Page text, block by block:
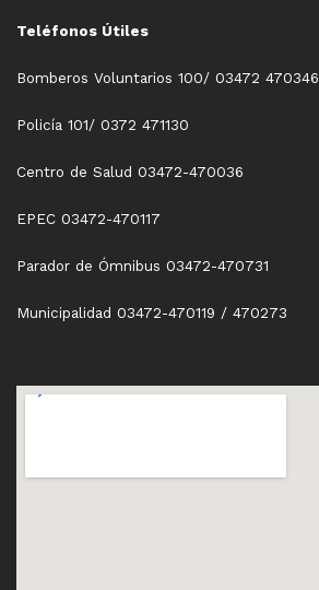
Teléfonos Útiles
Bomberos Voluntarios 100/ 03472 470346
Policía 101/ 0372 471130
Centro de Salud 03472-470036
EPEC 03472-470117
Parador de Ómnibus 03472-470731
Municipalidad 03472-470119 / 470273